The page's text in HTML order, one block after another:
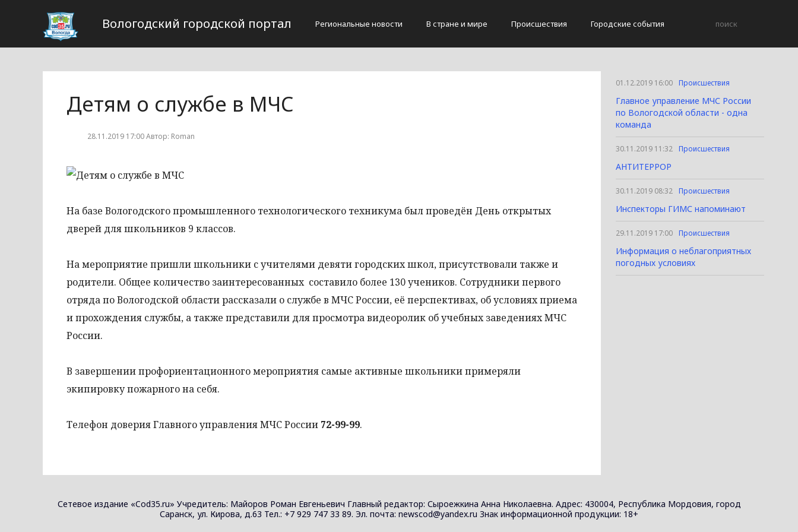
Вологодский городской портал Региональные новости В стране и мире Происшествия Городские события
Детям о службе в МЧС
28.11.2019 17:00 Автор: Roman
На базе Вологодского промышленного технологического техникума был проведён День открытых
дверей для школьников 9 классов.
На мероприятие пришли школьники с учителями девяти городских школ, присутствовали также и
родители. Общее количество заинтересованных составило более 130 учеников. Сотрудники первого
отряда по Вологодской области рассказали о службе в МЧС России, её перспективах, об условиях приема
и прохождения службы, а также представили для просмотра видеоролик об учебных заведениях МЧС
России.
В завершении профориентационного мероприятия самые активные школьники примеряли
экипировку пожарного на себя.
Телефон доверия Главного управления МЧС России 72-99-99.
01.12.2019 16:00 Происшествия
Главное управление МЧС России
по Вологодской области - одна
команда
30.11.2019 11:32 Происшествия
АНТИТЕРРОР
30.11.2019 08:32 Происшествия
Инспекторы ГИМС напоминают
29.11.2019 17:00 Происшествия
Информация о неблагоприятных
погодных условиях
Сетевое издание «Cod35.ru» Учредитель: Майоров Роман Евгеньевич Главный редактор: Сыроежкина Анна Николаевна. Адрес: 430004, Республика Мордовия, город
Саранск, ул. Кирова, д.63 Тел.: +7 929 747 33 89. Эл. почта: newscod@yandex.ru Знак информационной продукции: 18+